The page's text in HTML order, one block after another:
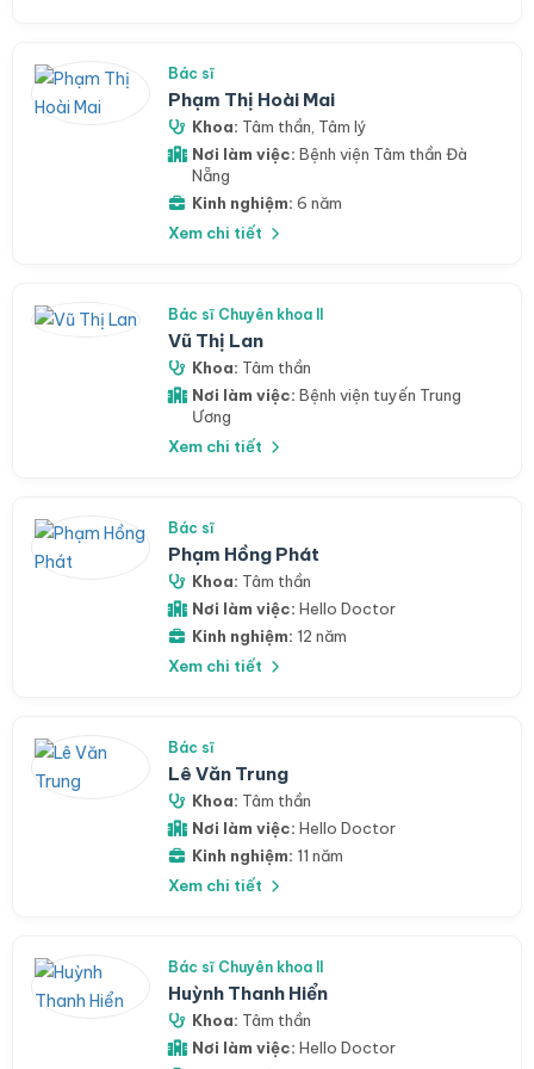
Bác sĩ
Phạm Thị Hoài Mai
Khoa: Tâm thần Tâm lý
Nơi làm việc: Bệnh viện Tâm thần Đà
Nẵng
Kinh nghiệm: 6 năm
Xem chi tiết
Bác sĩ Chuyên khoa II
Vũ Thị Lan
Khoa: Tâm thần
Nơi làm việc: Bệnh viện tuyến Trung
Ương
Xem chi tiết
Bác sĩ
Phạm Hồng Phát
Khoa: Tâm thần
Nơi làm việc: Hello Doctor
Kinh nghiệm: 12 năm
Xem chi tiết
Bác sĩ
Lê Văn Trung
Khoa: Tâm thần
Nơi làm việc: Hello Doctor
Kinh nghiệm: 11 năm
Xem chi tiết
Bác sĩ Chuyên khoa II
Huỳnh Thanh Hiển
Khoa: Tâm thần
Nơi làm việc: Hello Doctor